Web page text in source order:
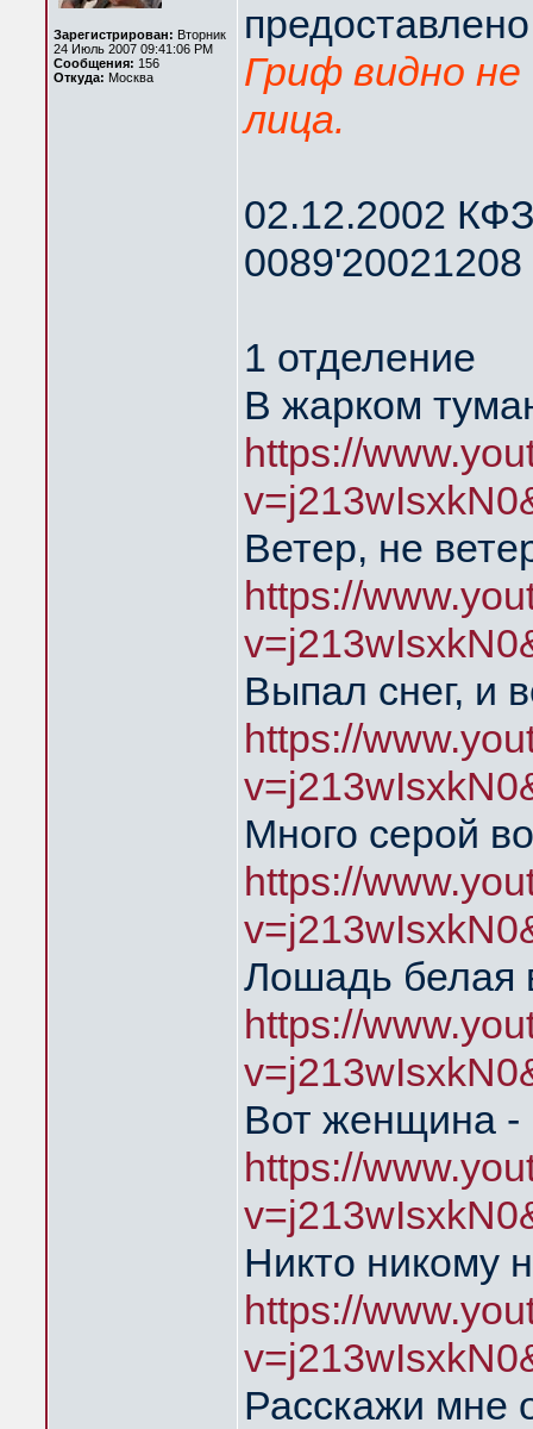
Зарегистрирован: Вторник
24 Июль 2007 09:41:06 PM
Сообщения: 156
Откуда: Москва
Гриф видно не
лица.
02.12.2002
1 отделение
В жарком
https://
Ветер, не
https://
Выпал снег, и
https://
Много серой
https://
Лошадь белая
https://
Вот женщина -
https://
Никто никому
https://
Расскажи мне